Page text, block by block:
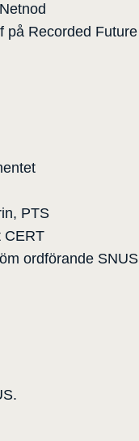
på Recorded Future
PTS
CERT
ordförande SNUS